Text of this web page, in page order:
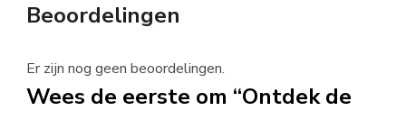
Beoordelingen
Er zijn nog geen beoordelingen.
Wees de eerste om “Ontdek de